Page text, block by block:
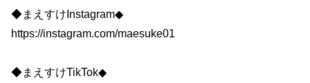
◆まえすけInstagram◆
https://instagram.com/maesuke01
◆まえすけTikTok◆